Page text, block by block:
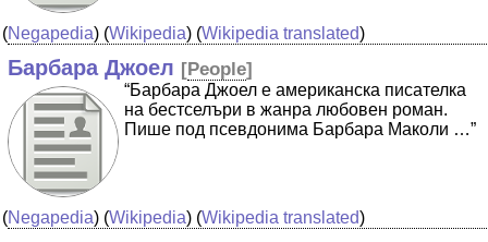
(Negapedia) (Wikipedia) (Wikipedia translated)
Барбара Джоел [People]
“Барбара Джоел е американска писателка
на бестселъри в жанра любовен роман.
Пише под псевдонима Барбара Маколи …”
(Negapedia) (Wikipedia) (Wikipedia translated)